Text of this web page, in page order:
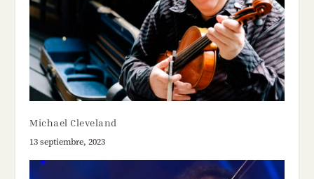
Michael Cleveland
13 septiembre, 2023